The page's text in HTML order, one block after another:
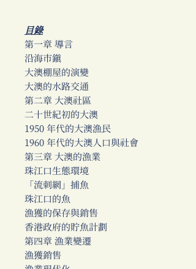
目錄
第一章 導言
沿海市鎮
大澳棚屋的演變
大澳的水路交通
第二章 大澳社區
二十世紀初的大澳
1950 年代的大澳漁民
1960 年代的大澳人口與社會
第三章 大澳的漁業
珠江口生態環境
「流刺網」捕魚
珠江口的魚
漁獲的保存與銷售
香港政府的貯魚計劃
第四章 漁業變遷
漁獲銷售